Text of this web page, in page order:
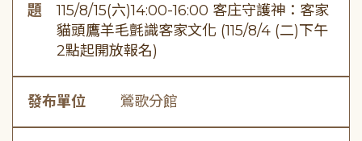
題
115/8/15(六)14:00-16:00 客庄守護神：客家
貓頭鷹羊毛氈識客家文化 (115/8/4 (二)下午
2點起開放報名)
發布單位 鶯歌分館